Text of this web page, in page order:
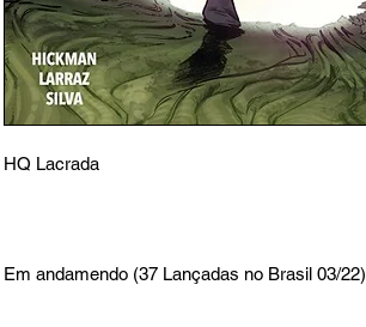
HQ Lacrada
Em andamendo (37 Lançadas no Brasil 03/22)